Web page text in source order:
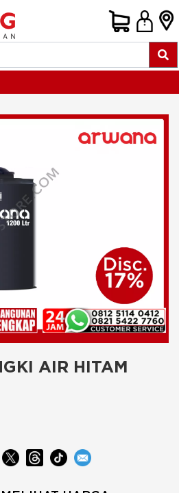
AIR HITAM